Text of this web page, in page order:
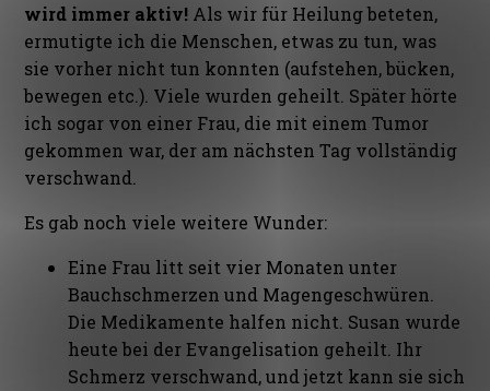
wird immer aktiv! Als wir für Heilung beteten,
ermutigte ich die Menschen, etwas zu tun, was
sie vorher nicht tun konnten (aufstehen, bücken,
bewegen etc.). Viele wurden geheilt. Später hörte
ich sogar von einer Frau, die mit einem Tumor
gekommen war, der am nächsten Tag vollständig
verschwand.
Es gab noch viele weitere Wunder:
Eine Frau litt seit vier Monaten unter
Bauchschmerzen und Magengeschwüren.
Die Medikamente halfen nicht. Susan wurde
heute bei der Evangelisation geheilt. Ihr
Schmerz verschwand, und jetzt kann sie sich